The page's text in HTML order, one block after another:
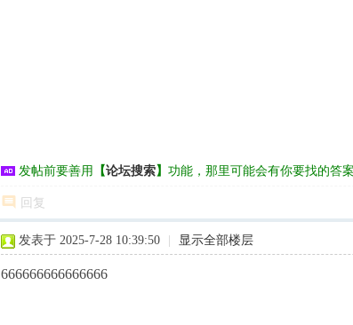
发帖前要善用 【论坛搜索】功能，那里可能会有你要找的答
回复
发表于 2025-7-28 10:39:50 显示全部楼层
666666666666666